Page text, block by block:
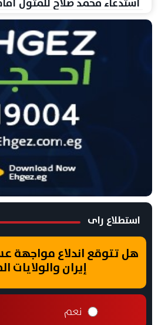
استدعاء محمد صلاح للمثول
استطلاع راى
هل تتوقع اندلاع مواجهة
إيران والولايات
نعم